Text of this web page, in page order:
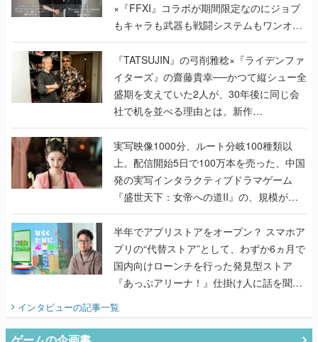
×『FFXI』コラボが期間限定なのにジョブ
もキャラも武器も戦闘システムもワンオフ
で作り込まれた理由を両ディレクターに聞
く
『TATSUJIN』の弓削雅稔×『ライデンファ
イターズ』の齋藤貴幸──かつて縦シュー全
盛期を支えていた2人が、30年後に同じ会
社で机を並べる理由とは。新作
『TATSUJIN EXTREME』で初タッグを組
んだレジェンド2人に訊く開発秘話
実写映像1000分、ルート分岐100種類以
上。配信開始5日で100万本を売った、中国
発の実写インタラクティブドラマゲーム
『盛世天下：女帝への道II』の、規模が違
うこだわりをプロデューサーに聞いた
半年でアプリストアをオープン？ スマホア
プリの“代替ストア”として、わずか6ヵ月で
国内向けローンチを行った発見型ストア
『あっぷアリーナ！』仕掛け人に話を聞い
てみた
インタビューの記事一覧